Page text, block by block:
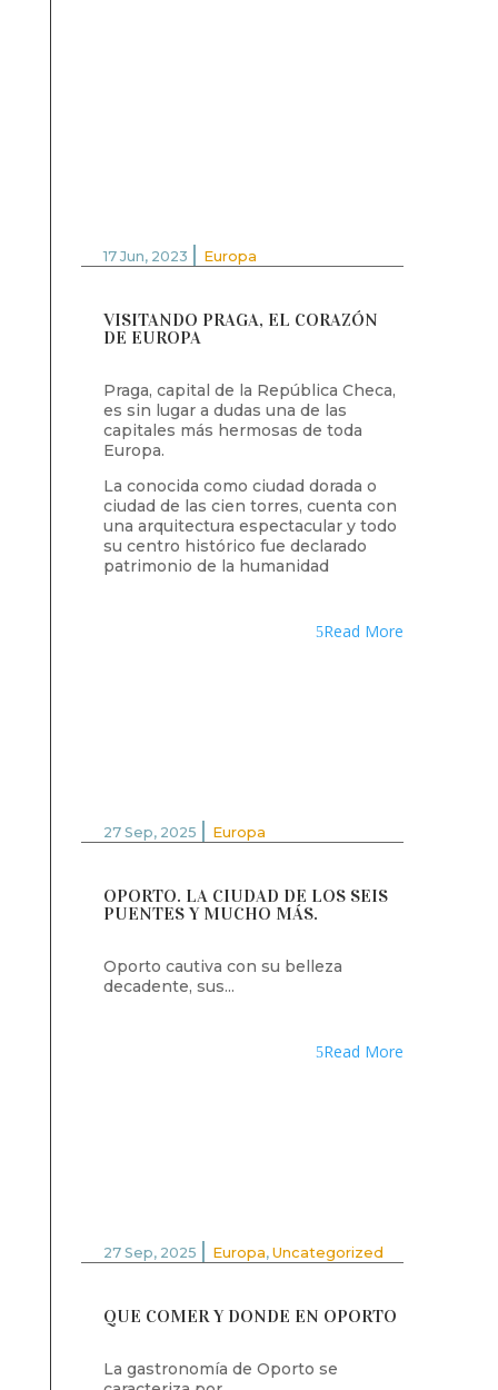
17 Jun, 2023 | Europa
VISITANDO PRAGA, EL CORAZÓN
DE EUROPA
Praga, capital de la República Checa,
es sin lugar a dudas una de las
capitales más hermosas de toda
Europa.
La conocida como ciudad dorada o
ciudad de las cien torres, cuenta con
una arquitectura espectacular y todo
su centro histórico fue declarado
patrimonio de la humanidad
Read More
27 Sep, 2025 | Europa
OPORTO. LA CIUDAD DE LOS SEIS
PUENTES Y MUCHO MÁS.
Oporto cautiva con su belleza
decadente, sus...
Read More
27 Sep, 2025 Europa, Uncategorized
QUE COMER Y DONDE EN OPORTO
La gastronomía de Oporto se